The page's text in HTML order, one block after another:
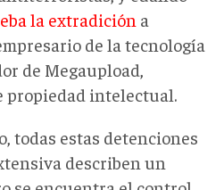
la extradición a
de la tecnología
de Megaupload,
intelectual.
todas estas detenciones
describen un